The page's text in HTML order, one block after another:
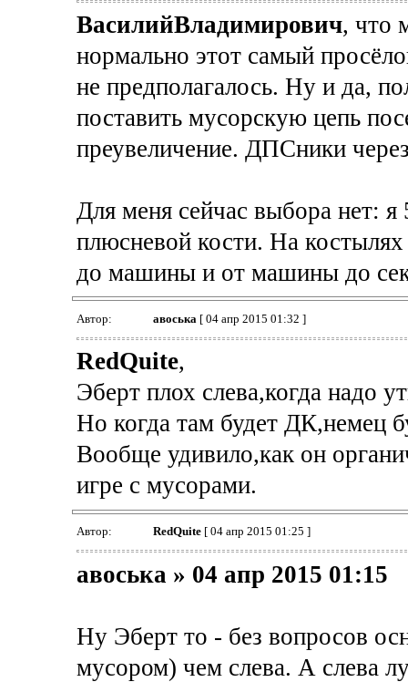
ВасилийВладимирович, что
нормально этот самый
не предполагалось. Ну и да,
поставить мусорскую цепь
преувеличение. ДПСники
Для меня сейчас выбора нет:
плюсневой кости. На
до машины и от машины до
Автор: авоська [ 04 апр 2015 01:32 ]
RedQuite,
Эберт плох слева,когда надо
Но когда там будет ДК,немец
Вообще удивило,как он
игре с мусорами.
Автор: RedQuite[ 04 апр 2015 01:25 ]
авоська » 04 апр 2015 01:15
Ну Эберт то - без вопросов
мусором) чем слева. А слева